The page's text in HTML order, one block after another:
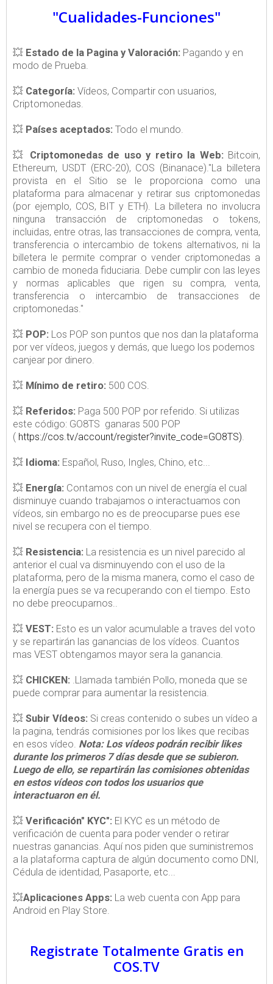
"Cualidades-Funciones"
💥 Estado de la Pagina y Valoración: Pagando y en
modo de Prueba.
💥 Categoría: Vídeos, Compartir con usuarios,
Criptomonedas.
💥 Países aceptados: Todo el mundo.
💥 Criptomonedas de uso y retiro la Web:Bitcoin,
Ethereum, USDT (ERC-20), COS (Binanace)."La billetera
provista en el Sitio se le proporciona como una
plataforma para almacenar y retirar sus criptomonedas
(por ejemplo, COS, BIT y ETH). La billetera no involucra
ninguna transacción de criptomonedas o tokens,
incluidas, entre otras, las transacciones de compra, venta,
transferencia o intercambio de tokens alternativos, ni la
billetera le permite comprar o vender criptomonedas a
cambio de moneda fiduciaria. Debe cumplir con las leyes
y normas aplicables que rigen su compra, venta,
transferencia o intercambio de transacciones de
criptomonedas."
💥 POP: Los POP son puntos que nos dan la plataforma
por ver vídeos, juegos y demás, que luego los podemos
canjear por dinero.
💥 Mínimo de retiro: 500 COS.
💥 Referidos: Paga 500 POP por referido. Si utilizas
este código: GO8TS ganaras 500 POP
( https://cos.tv/account/register?invite_code=GO8TS).
💥 Idioma: Español, Ruso, Ingles, Chino, etc...
💥 Energía: Contamos con un nivel de energía el cual
disminuye cuando trabajamos o interactuamos con
vídeos, sin embargo no es de preocuparse pues ese
nivel se recupera con el tiempo.
💥 Resistencia: La resistencia es un nivel parecido al
anterior el cual va disminuyendo con el uso de la
plataforma, pero de la misma manera, como el caso de
la energía pues se va recuperando con el tiempo. Esto
no debe preocuparnos..
💥 VEST: Esto es un valor acumulable a traves del voto
y se repartirán las ganancias de los vídeos. Cuantos
mas VEST obtengamos mayor sera la ganancia.
💥 CHICKEN: .Llamada también Pollo, moneda que se
puede comprar para aumentar la resistencia.
💥 Subir Vídeos: Si creas contenido o subes un vídeo a
la pagina, tendrás comisiones por los likes que recibas
en esos vídeo. Nota: Los vídeos podrán recibir likes
durante los primeros 7 días desde que se subieron.
Luego de ello, se repartirán las comisiones obtenidas
en estos vídeos con todos los usuarios que
interactuaron en él.
💥 Verificación" KYC": El KYC es un método de
verificación de cuenta para poder vender o retirar
nuestras ganancias. Aquí nos piden que suministremos
a la plataforma captura de algún documento como DNI,
Cédula de identidad, Pasaporte, etc...
💥Aplicaciones Apps: La web cuenta con App para
Android en Play Store.
Registrate Totalmente Gratis en
COS.TV